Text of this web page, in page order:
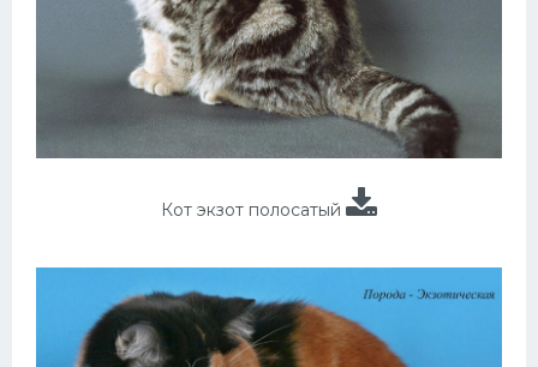
Кот экзот полосатый